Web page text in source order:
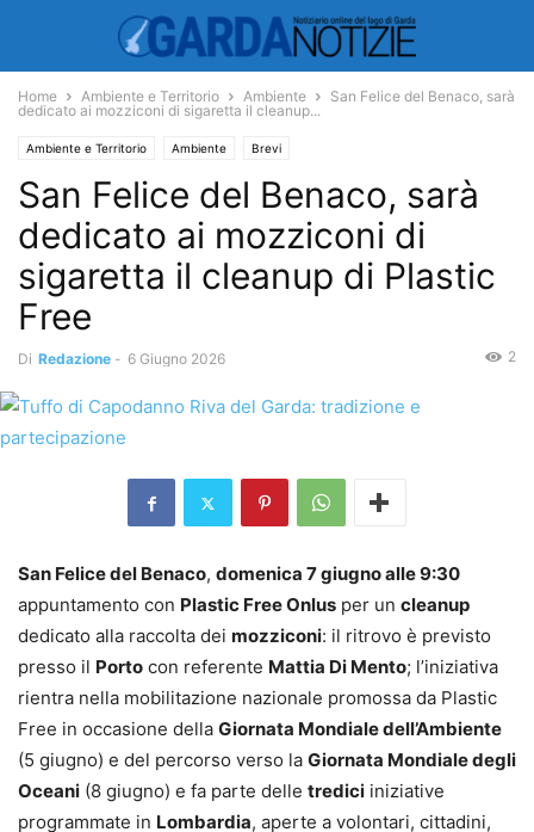
Home Ambiente e Territorio Ambiente
San Felice del Benaco, sarà
dedicato ai mozziconi di sigaretta il cleanup...
Ambiente e Territorio Ambiente Brevi
San Felice del Benaco, sarà
dedicato ai mozziconi di
sigaretta il cleanup di Plastic
Free
Di Redazione - 6 Giugno 2026 2
San Felice del Benaco, domenica 7 giugno alle 9:30
appuntamento con Plastic Free Onlus per un cleanup
dedicato alla raccolta dei mozziconi: il ritrovo è previsto
presso il Porto con referente Mattia Di Mento; l’iniziativa
rientra nella mobilitazione nazionale promossa da Plastic
Free in occasione della Giornata Mondiale dell’Ambiente
(5 giugno) e del percorso verso la Giornata Mondiale degli
Oceani (8 giugno) e fa parte delle tredici iniziative
programmate in Lombardia, aperte a volontari, cittadini,